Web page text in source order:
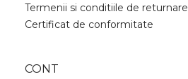
Termenii si conditiile de returnare
Certificat de conformitate
CONT